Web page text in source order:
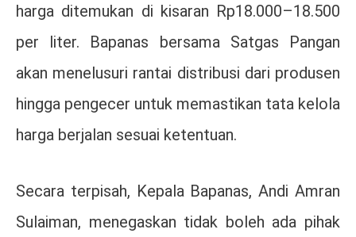
harga ditemukan di kisaran Rp18.000–18.500
per liter. Bapanas bersama Satgas Pangan
akan menelusuri rantai distribusi dari produsen
hingga pengecer untuk memastikan tata kelola
harga berjalan sesuai ketentuan.
Secara terpisah, Kepala Bapanas,Andi Amran
Sulaiman, menegaskan tidak boleh ada pihak